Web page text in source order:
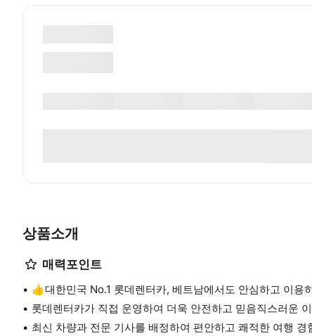
상품소개
매력포인트
👍대한민국 No.1 롯데렌터카, 베트남에서도 안심하고 이용
롯데렌터카가 직접 운영하여 더욱 안전하고 믿음직스러운
최신 차량과 전문 기사를 배정하여 편안하고 쾌적한 여행 경